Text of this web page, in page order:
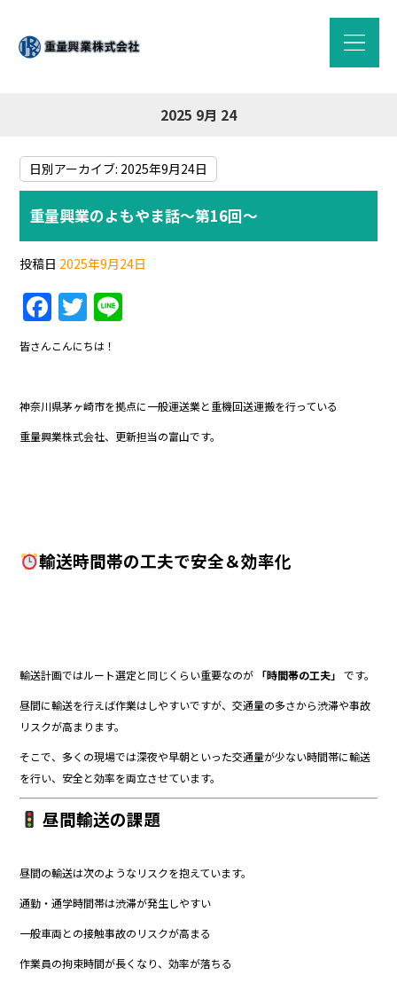
2025 9月 24
日別アーカイブ: 2025年9月24日
重量興業のよもやま話～第16回～
投稿日 2025年9月24日
F
a
c
e
b
o
T
w
itt
er
皆さんこんにちは！
神奈川県茅ヶ崎市を拠点に一般運送業と重機回送運搬を行っている
重量興業株式会社、更新担当の富山です。
輸送時間帯の工夫で安全＆効率化
輸送計画ではルート選定と同じくらい重要なのが 「時間帯の工夫」 です。
昼間に輸送を行えば作業はしやすいですが、交通量の多さから渋滞や事故
リスクが高まります。
そこで、多くの現場では深夜や早朝といった交通量が少ない時間帯に輸送
を行い、安全と効率を両立させています。
昼間輸送の課題
昼間の輸送は次のようなリスクを抱えています。
通勤・通学時間帯は渋滞が発生しやすい
一般車両との接触事故のリスクが高まる
作業員の拘束時間が長くなり、効率が落ちる